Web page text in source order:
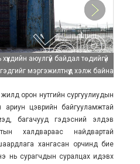
аюулгүй байдал төдийгүй
мэргэжилтнүүд хэлж байна
орон нутгийн сургуулиудын
цэврийн байгууламжтай
багачууд гэдэсний элдэв
халдвараас найдвартай
хангасан орчинд бие
нь сурагчдын суралцах идэвх